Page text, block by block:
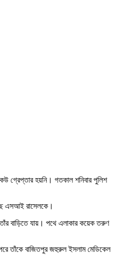
গ্রেপ্তার হয়নি। গতকাল শনিবার পুলিশ
এসআই রাসেলকে।
বাড়িতে যায়। পথে এলাকার কয়েক তরুণ
তাঁকে বাজিতপুর জহুরুল ইসলাম মেডিকেল